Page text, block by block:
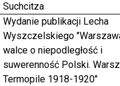
Suchcitza
Wydanie publikacji Lecha
Wyszczelskiego
walce o niepodległość i
suwerenność Polski.
Termopile 1918-1920"